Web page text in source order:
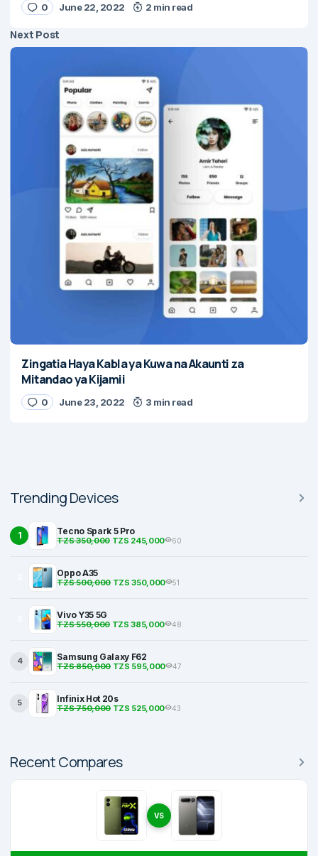
0 June 22, 2022 2 min read
Next Post
Zingatia Haya Kabla ya Kuwa na Akaunti za
Mitandao ya Kijamii
0 June 23, 2022 3 min read
Trending Devices
1 Tecno Spark 5 Pro
TZS 350,000TZS 245,000 60
Oppo A35
TZS 500,000TZS 350,000 51
Vivo Y35 5G
TZS 550,000TZS 385,000 48
4 Samsung Galaxy F62
TZS 850,000TZS 595,000 47
5 Infinix Hot 20s
TZS 750,000TZS 525,000 43
Recent Compares
VS